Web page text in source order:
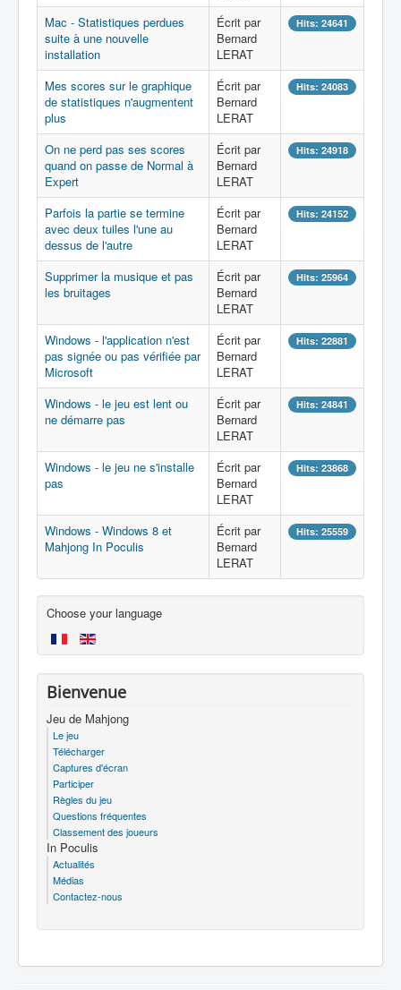
Mac - Statistiques perdues
suite à une nouvelle
installation
Écrit par
Bernard
LERAT
Hits: 24641
Mes scores sur le graphique
de statistiques n'augmentent
plus
Écrit par
Bernard
LERAT
Hits: 24083
On ne perd pas ses scores
quand on passe de Normal à
Expert
Écrit par
Bernard
LERAT
Hits: 24918
Parfois la partie se termine
avec deux tuiles l'une au
dessus de l'autre
Écrit par
Bernard
LERAT
Hits: 24152
Supprimer la musique et pas
les bruitages
Écrit par
Bernard
LERAT
Hits: 25964
Windows - l'application n'est
pas signée ou pas vérifiée par
Microsoft
Écrit par
Bernard
LERAT
Hits: 22881
Windows - le jeu est lent ou
ne démarre pas
Écrit par
Bernard
LERAT
Hits: 24841
Windows - le jeu ne s'installe
pas
Écrit par
Bernard
LERAT
Hits: 23868
Windows - Windows 8 et
Mahjong In Poculis
Écrit par
Bernard
LERAT
Hits: 25559
Choose your language
Bienvenue
Jeu de Mahjong
Le jeu
Télécharger
Captures d'écran
Participer
Règles du jeu
Questions fréquentes
Classement des joueurs
In Poculis
Actualités
Médias
Contactez-nous